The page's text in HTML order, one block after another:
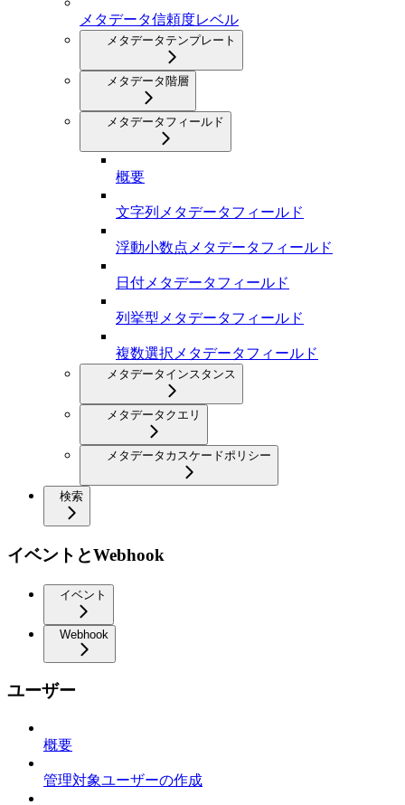
メタデータ信頼度レベル
メタデータテンプレート
メタデータ階層
メタデータフィールド
概要
文字列メタデータフィールド
浮動小数点メタデータフィールド
日付メタデータフィールド
列挙型メタデータフィールド
複数選択メタデータフィールド
メタデータインスタンス
メタデータクエリ
メタデータカスケードポリシー
検索
イベントとWebhook
イベント
Webhook
ユーザー
概要
管理対象ユーザーの作成